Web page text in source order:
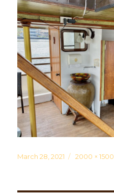
Posted
March 28, 2021
Full
2000 × 1500